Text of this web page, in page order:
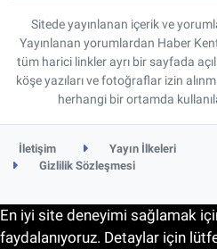
Sitede yayınlanan içerik ve
Yayınlanan yorumlardan Haber
tüm harici linkler ayrı bir sayfada
köşe yazıları ve fotoğraflar izin
herhangi bir ortamda
İletişim
Yayın İlkeleri
Gizlilik Sözleşmesi
En iyi site deneyimi sağlamak
faydalanıyoruz. Detaylar için